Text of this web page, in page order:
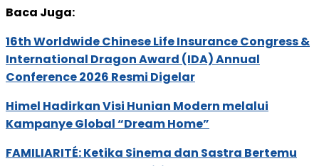
Baca Juga:
16th Worldwide Chinese Life Insurance Congress &
International Dragon Award (IDA) Annual
Conference 2026 Resmi Digelar
Himel Hadirkan Visi Hunian Modern melalui
Kampanye Global “Dream Home”
FAMILIARITÉ: Ketika Sinema dan Sastra Bertemu